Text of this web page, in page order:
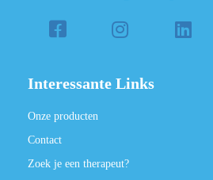
Interessante Links
Onze producten
Contact
Zoek je een therapeut?